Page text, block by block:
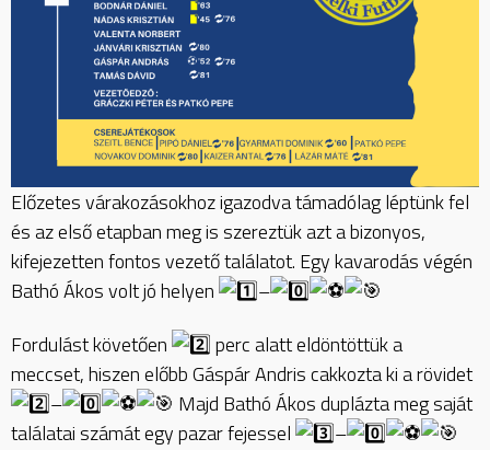
Előzetes várakozásokhoz igazodva támadólag léptünk fel
és az első etapban meg is szereztük azt a bizonyos,
kifejezetten fontos vezető találatot. Egy kavarodás végén
Bathó Ákos volt jó helyen
–
Fordulást követően
perc alatt eldöntöttük a
meccset, hiszen előbb Gáspár Andris cakkozta ki a rövidet
–
Majd Bathó Ákos duplázta meg saját
találatai számát egy pazar fejessel
–